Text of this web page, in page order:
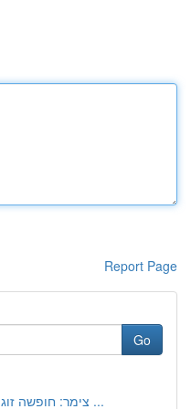
Report Page
Go
צימר: חופשה זוגית או טיול ביתית? הסקירה ...